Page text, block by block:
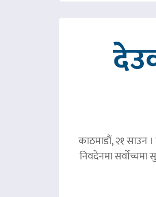
काठमाडौं, २१ साउन
निवदेनमा सर्वोच्चमा